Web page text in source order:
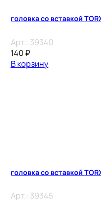
Арт.: 39340
140 ₽
В корзину
Арт.: 39345